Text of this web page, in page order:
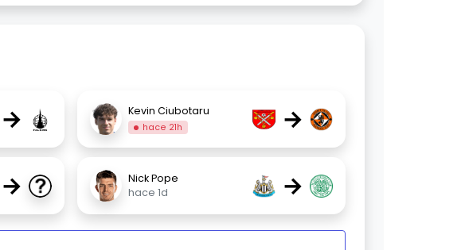
→ Kevin Ciubotaru
hace 21h →
→
Nick Pope
hace 1d
→